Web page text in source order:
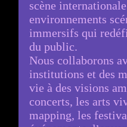
scène
environnements
immersifs qui
du public.
Nous collaborons
institutions et des
vie à des visions
concerts, les arts
mapping, les